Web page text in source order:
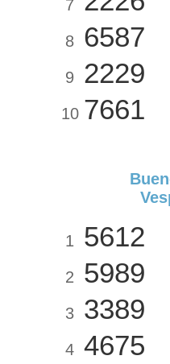
7
8 6587
9 2229
10 7661
1 5612
2 5989
3 3389
4 4675